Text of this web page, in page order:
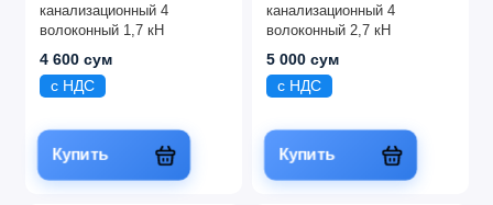
канализационный 4
волоконный 1,7 кН
4 600 сум
с НДС
Купить
канализационный 4
волоконный 2,7 кН
5 000 сум
с НДС
Купить